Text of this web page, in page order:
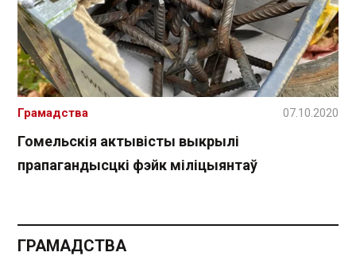
Гомельскія актывісты выкрылі
прапагандысцкі фэйк міліцыянтаў
Грамадства 07.10.2020
ГРАМАДСТВА